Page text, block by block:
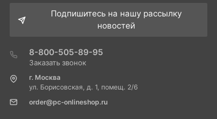
Подпишитесь на нашу рассылку
новостей
8-800-505-89-95
Заказать звонок
г. Москва
ул. Борисовская, д. 1, помещ. 2/6
order@pc-onlineshop.ru